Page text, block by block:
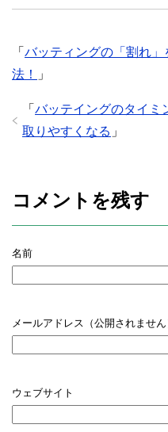
「 バッティングの「割れ
法！
」
「 バッテイングのタイミ
取りやすくなる 」
コメントを残す
名前
メールアドレス（公開されません
ウェブサイト